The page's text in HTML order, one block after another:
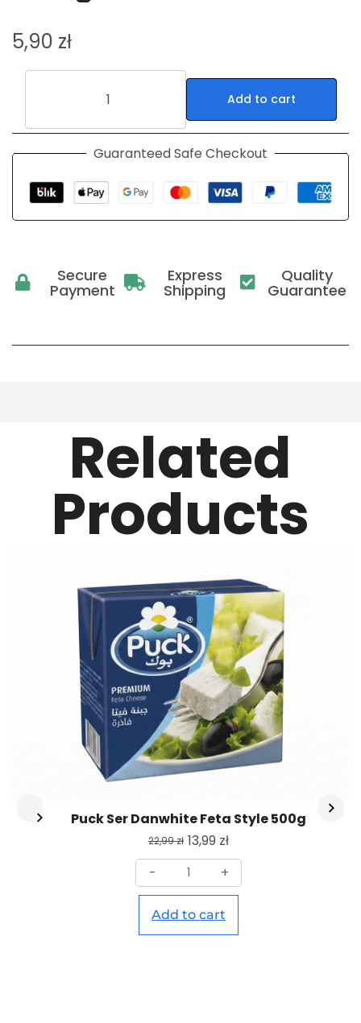
5,90 zł
Add to cart
Guaranteed Safe Checkout
Secure
Payment
Express
Shipping
Quality
Guarantee
Related
Products
Puck Ser Danwhite Feta Style 500g
22,99zł 13,99 zł
-
+
Add to cart